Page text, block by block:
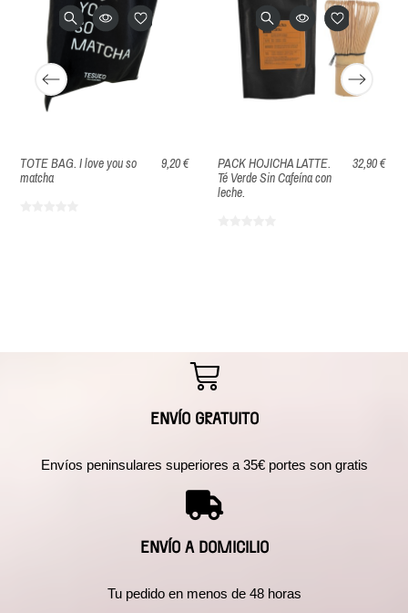
TOTE BAG. I love you so
matcha
9,20 €
PACK HOJICHA LATTE.
Té Verde Sin Cafeína con
leche.
32,90 €
ENVÍO GRATUITO
Envíos peninsulares superiores a 35€ portes son gratis
ENVÍO A DOMICILIO
Tu pedido en menos de 48 horas